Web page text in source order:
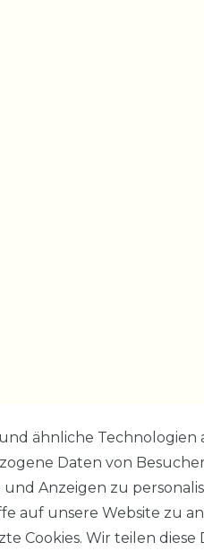
ähnliche
Daten von
und Anzeigen zu
auf unsere Website zu
Cookies. Wir teilen